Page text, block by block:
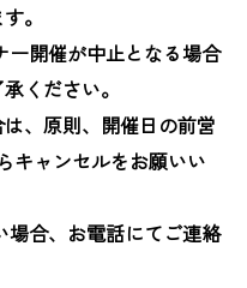
。
開催が中止となる場合
ください。
、原則、開催日の前営
キャンセルをお願いい
合、お電話にてご連絡